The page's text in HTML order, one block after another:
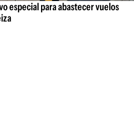
especial para abastecer vuelos